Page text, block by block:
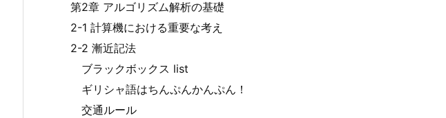
第2章 アルゴリズム解析の基礎
2-1 計算機における重要な考え
2-2 漸近記法
ブラックボックス list
ギリシャ語はちんぷんかんぷん！
交通ルール